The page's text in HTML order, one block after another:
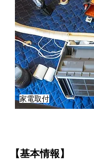
家電取付
【基本情報】